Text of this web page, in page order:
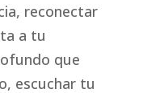
reconectar
a tu
que
escuchar tu